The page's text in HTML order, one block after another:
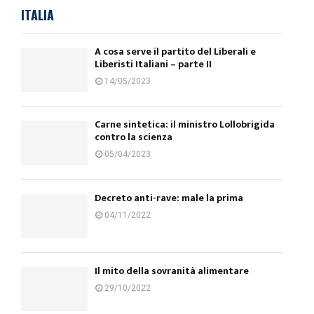
ITALIA
A cosa serve il partito del Liberali e
Liberisti Italiani – parte II
14/05/2023
Carne sintetica: il ministro Lollobrigida
contro la scienza
05/04/2023
Decreto anti-rave: male la prima
04/11/2022
Il mito della sovranità alimentare
29/10/2022